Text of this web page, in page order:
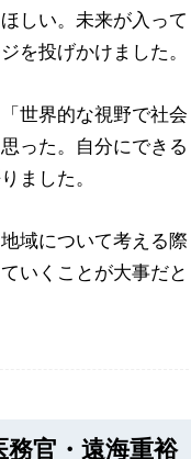
しい。未来が入って
を投げかけました。
世界的な視野で社会
った。自分にできる
ました。
域について考える際
いくことが大事だと
官・遠海重裕